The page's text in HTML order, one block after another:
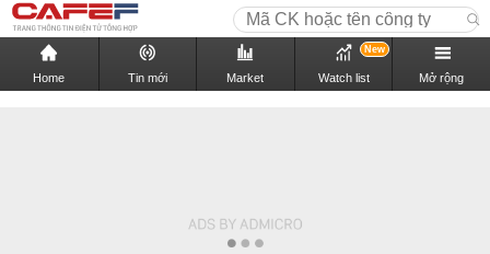
Home Tin mới Market Watch list
New
Mở rộng